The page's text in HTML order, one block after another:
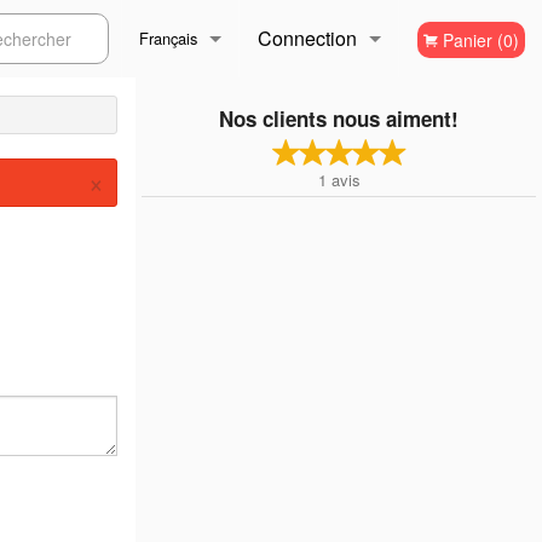
Français
English
Connection
Inscription
Panier (0)
Nos clients nous aiment!
1 avis
×